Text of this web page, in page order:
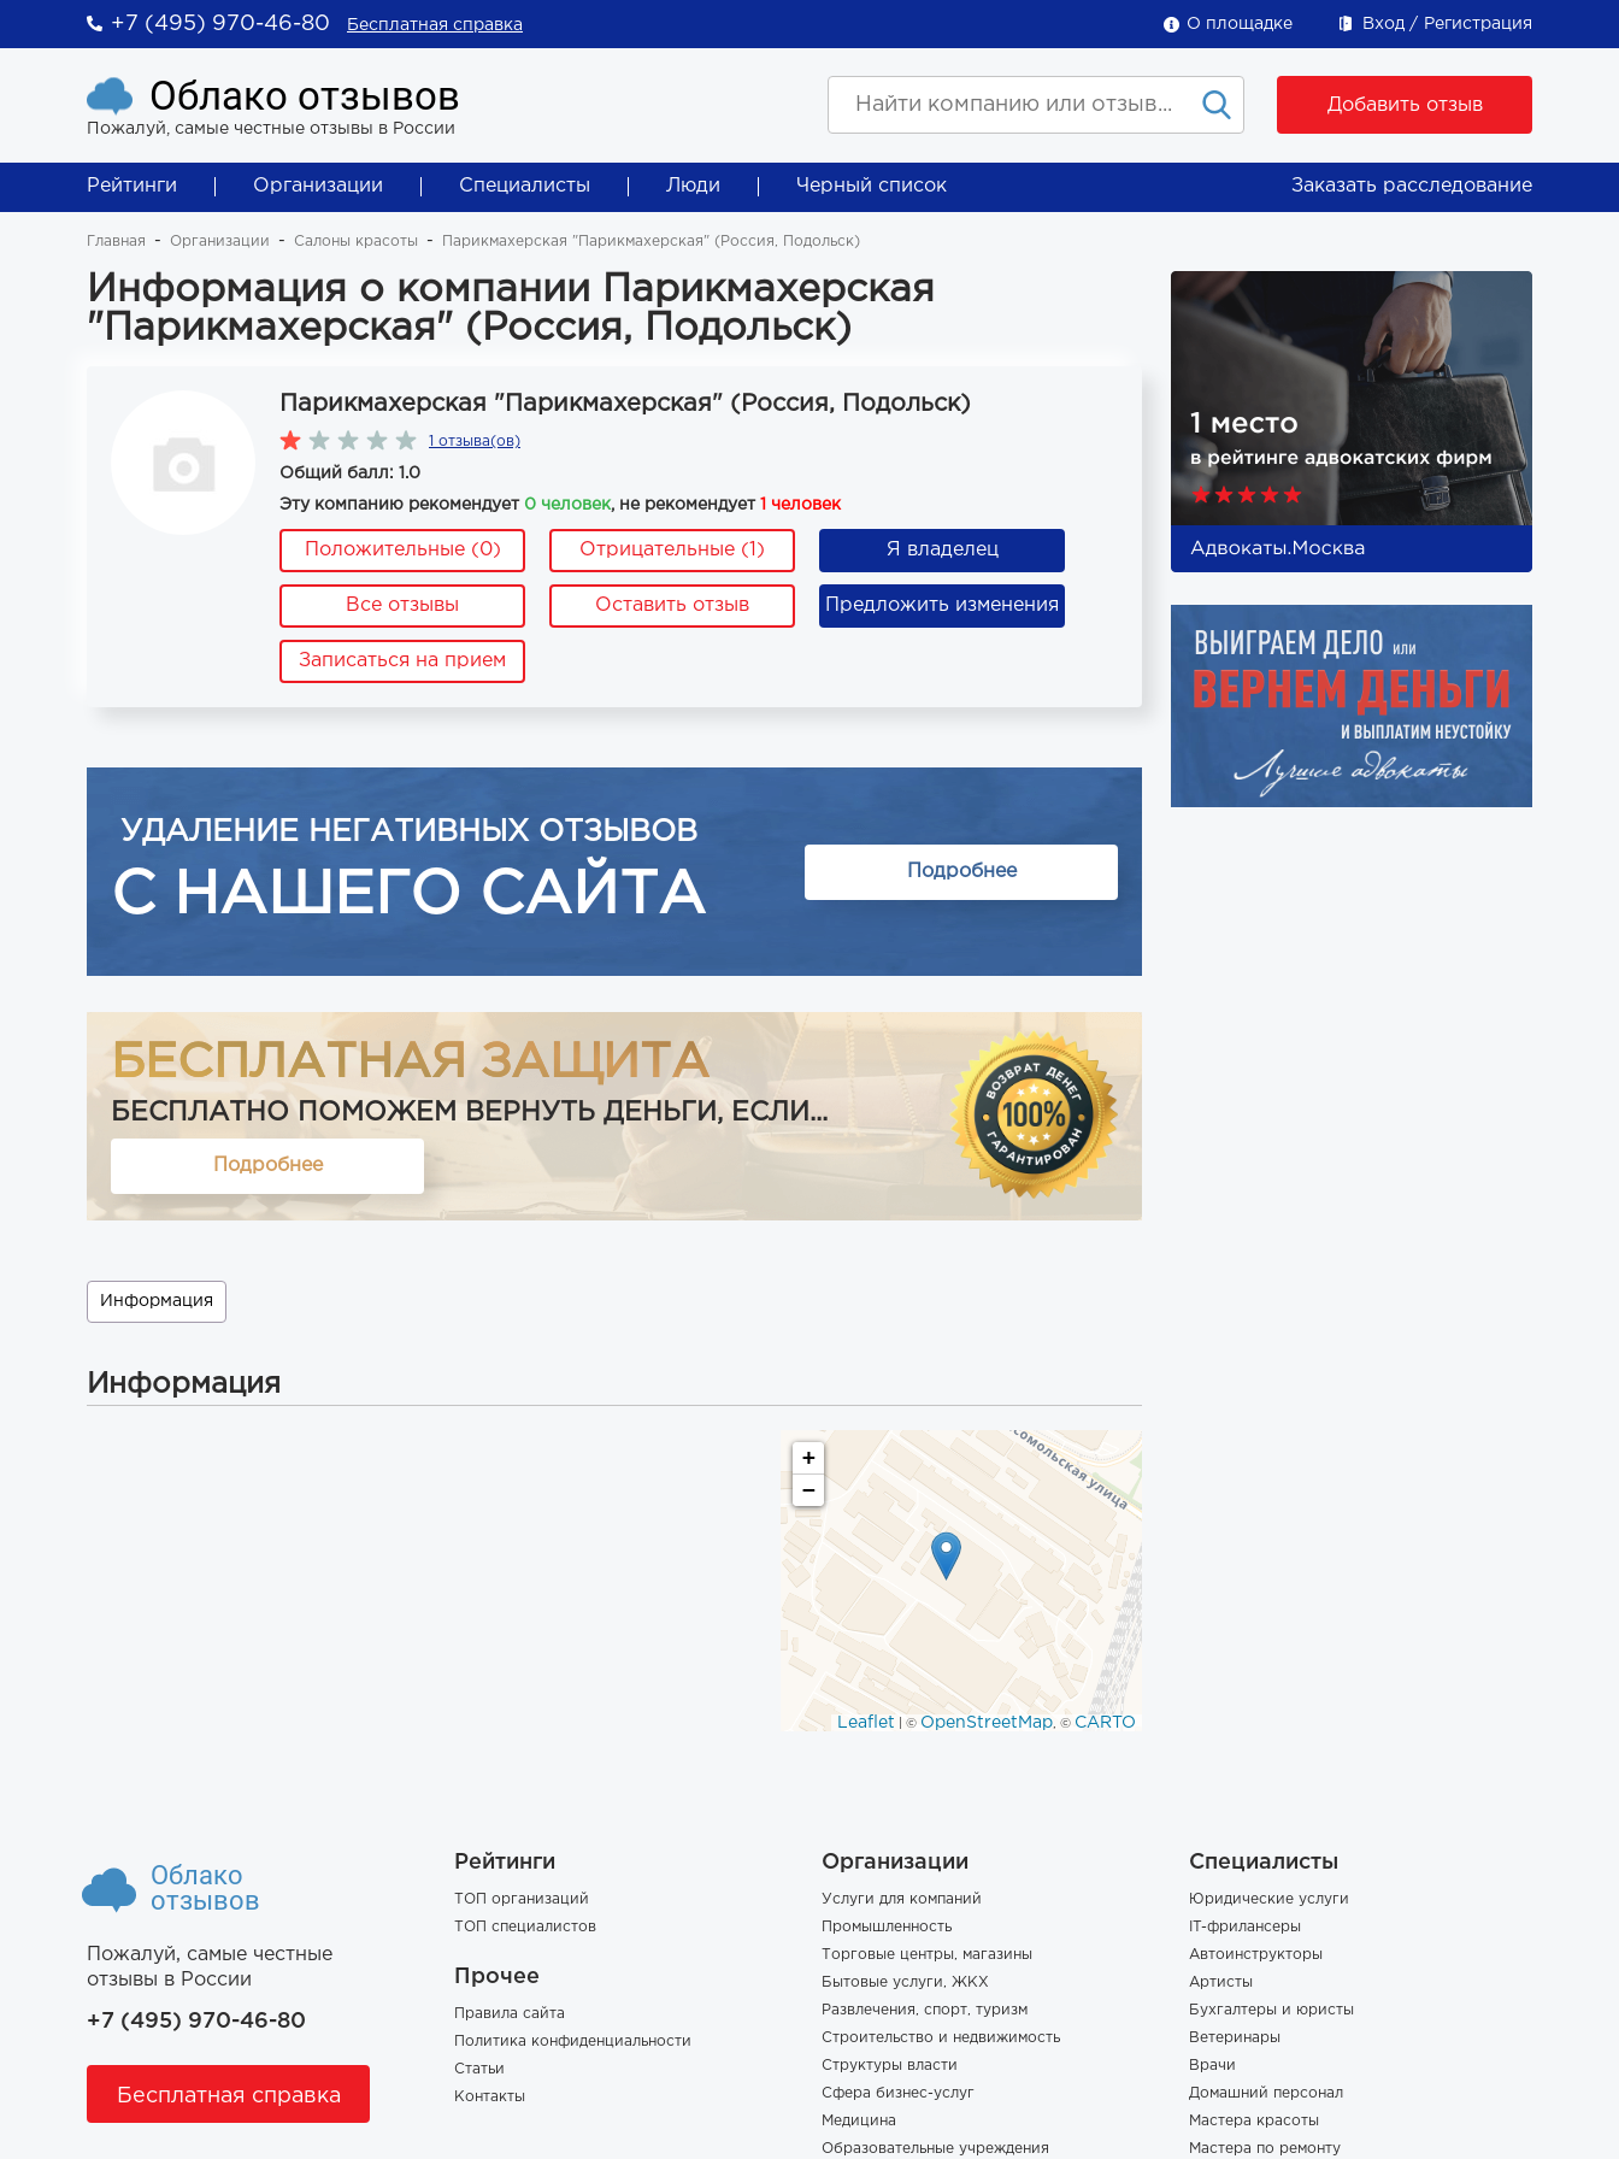
+7 (495) 970-46-80 Бесплатная справка О площадке Вход Регистрация
Облако отзывов
Пожалуй, самые честные отзывы в России
Добавить отзыв
Рейтинги Организации Специалисты Люди Черный список Заказать расследование
Главная Организации Салоны красоты Парикмахерская "Парикмахерская" (Россия, Подольск)
Информация о компании Парикмахерская
"Парикмахерская" (Россия, Подольск)
Парикмахерская "Парикмахерская" (Россия, Подольск)
1 отзыва(ов)
Общий балл: 1.0
Эту компанию рекомендует 0 человек, не рекомендует 1 человек
Положительные (0) Отрицательные (1) Я владелец
Все отзывы Оставить отзыв Предложить изменения
Записаться на прием
УДАЛЕНИЕ НЕГАТИВНЫХ ОТЗЫВОВ
С НАШЕГО САЙТА Подробнее
БЕСПЛАТНАЯ ЗАЩИТА
БЕСПЛАТНО ПОМОЖЕМ ВЕРНУТЬ ДЕНЬГИ, ЕСЛИ...
Подробнее
Информация
Информация
+
−
Leaflet | © OpenStreetMap, © CARTO
Облако
отзывов
Пожалуй, самые честные
отзывы в России
+7 (495) 970-46-80
Бесплатная справка
Рейтинги
ТОП организаций
ТОП специалистов
Прочее
Правила сайта
Политика конфиденциальности
Статьи
Контакты
Организации
Услуги для компаний
Промышленность
Торговые центры, магазины
Бытовые услуги, ЖКХ
Развлечения, спорт, туризм
Строительство и недвижимость
Структуры власти
Сфера бизнес-услуг
Медицина
Образовательные учреждения
Специалисты
Юридические услуги
IT-фрилансеры
Автоинструкторы
Артисты
Бухгалтеры и юристы
Ветеринары
Врачи
Домашний персонал
Мастера красоты
Мастера по ремонту